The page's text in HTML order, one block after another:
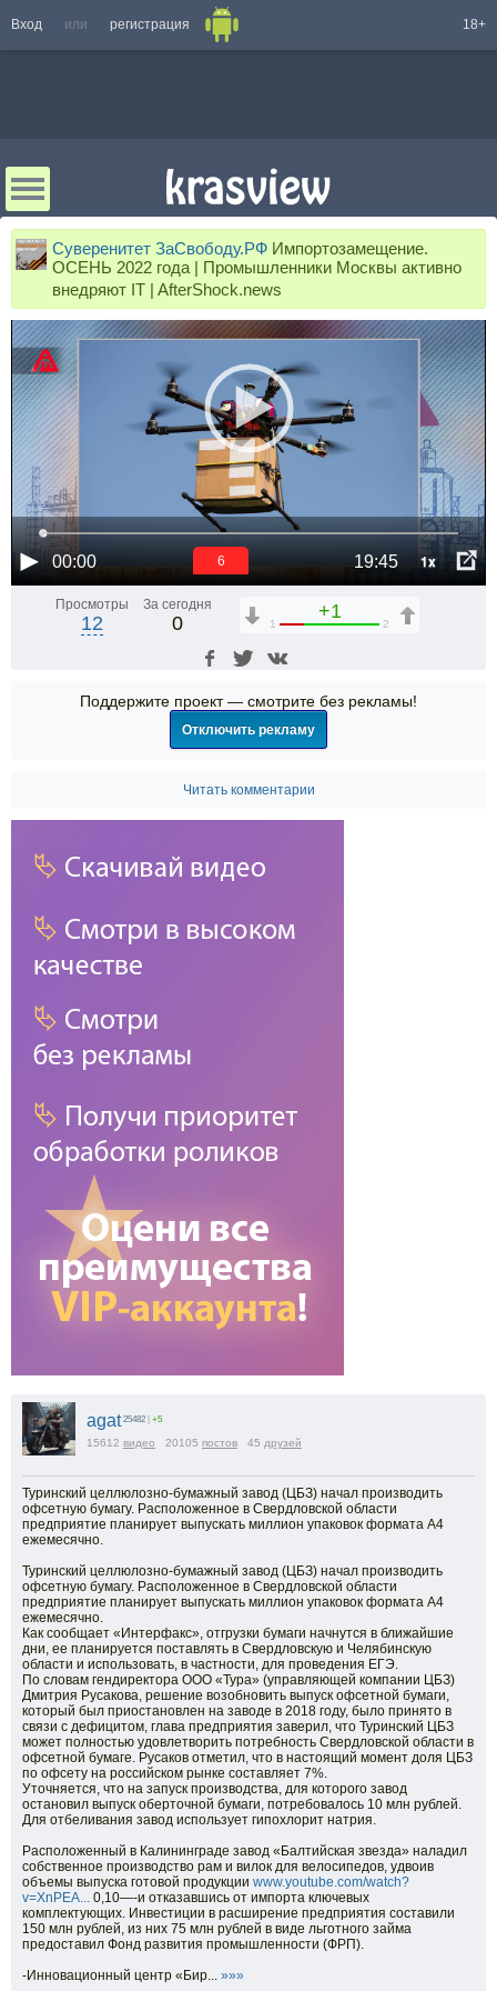
Вход или регистрация 18+
Суверенитет ЗаСвободу.РФ Импортозамещение.
ОСЕНЬ 2022 года | Промышленники Москвы активно
внедряют IT | AfterShock.news
00:00 19:45 1x
6
Просмотры
12
За сегодня
0
+1
1 2
Поддержите проект — смотрите без рекламы!
Отключить рекламу
Читать комментарии
agat 25482 +5
15612 видео 20105 постов 45 друзей
Туринский целлюлозно-бумажный завод (ЦБЗ) начал производить
офсетную бумагу. Расположенное в Свердловской области
предприятие планирует выпускать миллион упаковок формата А4
ежемесячно.
Туринский целлюлозно-бумажный завод (ЦБЗ) начал производить
офсетную бумагу. Расположенное в Свердловской области
предприятие планирует выпускать миллион упаковок формата А4
ежемесячно.
Как сообщает «Интерфакс», отгрузки бумаги начнутся в ближайшие
дни, ее планируется поставлять в Свердловскую и Челябинскую
области и использовать, в частности, для проведения ЕГЭ.
По словам гендиректора ООО «Тура» (управляющей компании ЦБЗ)
Дмитрия Русакова, решение возобновить выпуск офсетной бумаги,
который был приостановлен на заводе в 2018 году, было принято в
связи с дефицитом, глава предприятия заверил, что Туринский ЦБЗ
может полностью удовлетворить потребность Свердловской области в
офсетной бумаге. Русаков отметил, что в настоящий момент доля ЦБЗ
по офсету на российском рынке составляет 7%.
Уточняется, что на запуск производства, для которого завод
остановил выпуск оберточной бумаги, потребовалось 10 млн рублей.
Для отбеливания завод использует гипохлорит натрия.
Расположенный в Калининграде завод «Балтийская звезда» наладил
собственное производство рам и вилок для велосипедов, удвоив
объемы выпуска готовой продукции www.youtube.com/watch?
v=XnPEA... 0,10—-и отказавшись от импорта ключевых
комплектующих. Инвестиции в расширение предприятия составили
150 млн рублей, из них 75 млн рублей в виде льготного займа
предоставил Фонд развития промышленности (ФРП).
-Инновационный центр «Бир... »»»